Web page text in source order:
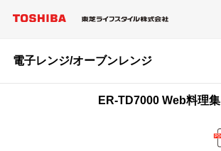
電子レンジ/オーブンレンジ
ER-TD7000 Web料理集